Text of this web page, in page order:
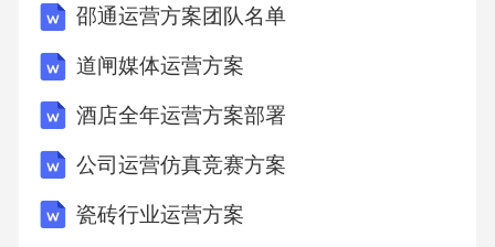
邵通运营方案团队名单
道闸媒体运营方案
酒店全年运营方案部署
公司运营仿真竞赛方案
瓷砖行业运营方案